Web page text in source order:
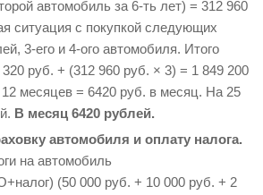
автомобиль за 6-ть лет) = 312 960
ситуация с покупкой следующих
3-его и 4-ого автомобиля. Итого
руб. + (312 960 руб. × 3) = 1 849 200
12 месяцев = 6420 руб. в месяц. На 25
В месяц 6420 рублей.
автомобиля и оплату налога.
на автомобиль
(50 000 руб. + 10 000 руб. + 2